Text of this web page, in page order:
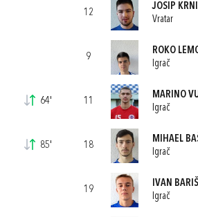
64'
85'
12
JOSIP
Vratar
9
ROKO
Igrač
11
MARINO
Igrač
18
MIHAEL
Igrač
19
IVAN
Igrač